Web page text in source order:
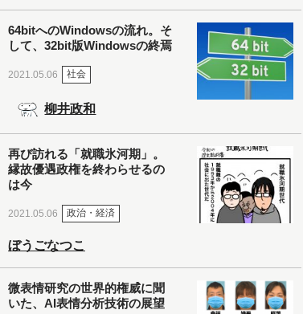
64bitへのWindowsの流れ。そ
して、32bit版Windowsの終焉
2021.05.06 社会
柳井政和
再び訪れる「就職氷河期」。
縁故優遇政権を終わらせるの
は今
2021.05.06 政治・経済
ぼうごなつこ
微表情研究の世界的権威に聞
いた、AI表情分析技術の展望